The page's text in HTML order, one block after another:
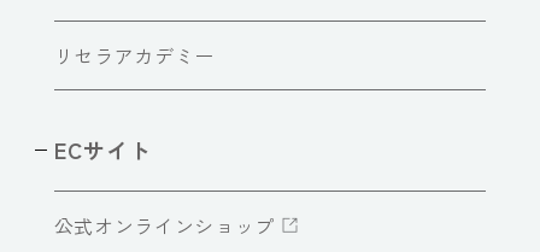
リセラアカデミー
ECサイト
公式オンラインショップ